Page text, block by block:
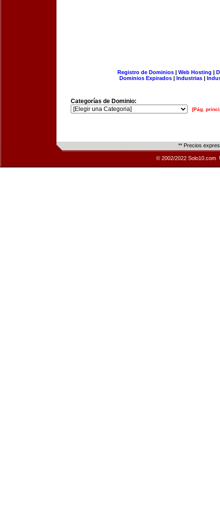
Registro de Dominios| Web Hosting |
Dominios Expirados | Industrias |
Categorías de Dominio:
[Pág.
** Precios
© 2002/2022 Solo10.com